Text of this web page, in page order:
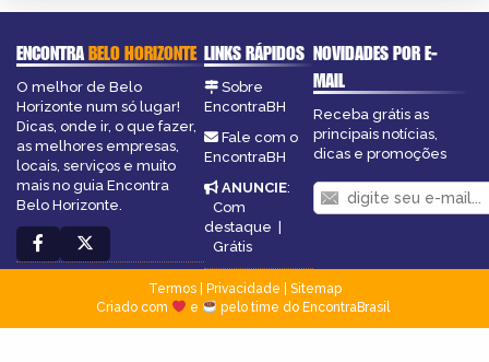
ENCONTRABELO HORIZONTE
O melhor de Belo
Horizonte num só lugar!
Dicas, onde ir, o que fazer,
as melhores empresas,
locais, serviços e muito
mais no guia Encontra
Belo Horizonte.
LINKS RÁPIDOS
Sobre
EncontraBH
Fale com o
EncontraBH
ANUNCIE:
Com
destaque |
Grátis
NOVIDADES POR E-
MAIL
Receba grátis as
principais notícias,
dicas e promoções
Termos| Privacidade
Sitemap
Criado com
e pelo time do EncontraBrasil